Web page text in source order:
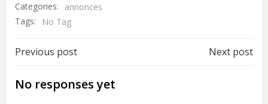
Categories:
annonces
Tags:
No Tag
Navigation
de
Previous post
Navigation
Next post
No responses yet